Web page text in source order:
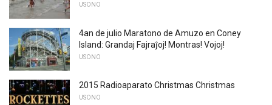
USONO
4an de julio Maratono de Amuzo en Coney
Island: Grandaj Fajraĵoj! Montras! Vojoj!
USONO
2015 Radioaparato Christmas Christmas
USONO